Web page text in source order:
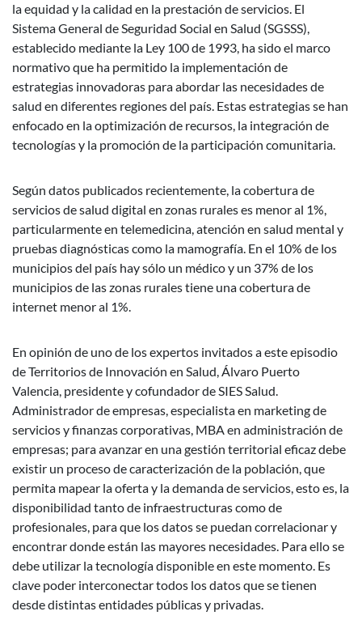
la equidad y la calidad en la prestación de servicios. El
Sistema General de Seguridad Social en Salud (SGSSS),
establecido mediante la Ley 100 de 1993, ha sido el marco
normativo que ha permitido la implementación de
estrategias innovadoras para abordar las necesidades de
salud en diferentes regiones del país. Estas estrategias se han
enfocado en la optimización de recursos, la integración de
tecnologías y la promoción de la participación comunitaria.
Según datos publicados recientemente, la cobertura de
servicios de salud digital en zonas rurales es menor al 1%,
particularmente en telemedicina, atención en salud mental y
pruebas diagnósticas como la mamografía. En el 10% de los
municipios del país hay sólo un médico y un 37% de los
municipios de las zonas rurales tiene una cobertura de
internet menor al 1%.
En opinión de uno de los expertos invitados a este episodio
de Territorios de Innovación en Salud, Álvaro Puerto
Valencia, presidente y cofundador de SIES Salud.
Administrador de empresas, especialista en marketing de
servicios y finanzas corporativas, MBA en administración de
empresas; para avanzar en una gestión territorial eficaz debe
existir un proceso de caracterización de la población, que
permita mapear la oferta y la demanda de servicios, esto es, la
disponibilidad tanto de infraestructuras como de
profesionales, para que los datos se puedan correlacionar y
encontrar donde están las mayores necesidades. Para ello se
debe utilizar la tecnología disponible en este momento. Es
clave poder interconectar todos los datos que se tienen
desde distintas entidades públicas y privadas.